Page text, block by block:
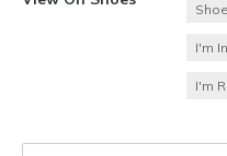
I'm
I'm